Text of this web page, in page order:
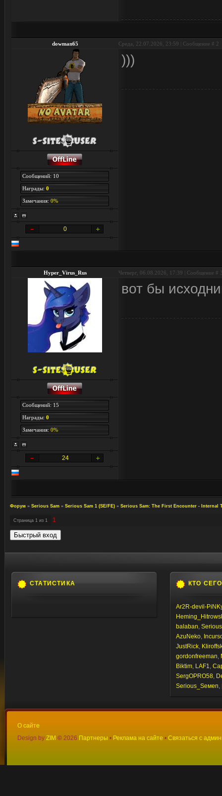
dowman65 Среда, 22.07.2026, 23:59 | Сообщение # 2
Сообщений: 10
Награды: 0
Замечания: 0%
0
)))
Hyper_Virus_Rus Четверг, 06.08.2026, 17:39 | Сообщение #
Сообщений: 15
Награды: 0
Замечания: 0%
24
вот бы
Форум » Serious Sam » Serious Sam 1 (SE/FE) » Serious Sam: The First Encounter - Internal
Страница 1 из 1 1
СТАТИСТИКА КТО
Ar2R-devil-
balaban,
AzuNeko,
JustRick,
gordonfreeman,
Biktim, LAF1,
SergOPRO58,
Sегiоus_Sемеn,
О сайте
Design by ZIM © 2026 Партнеры • Реклама на сайте • Связаться с